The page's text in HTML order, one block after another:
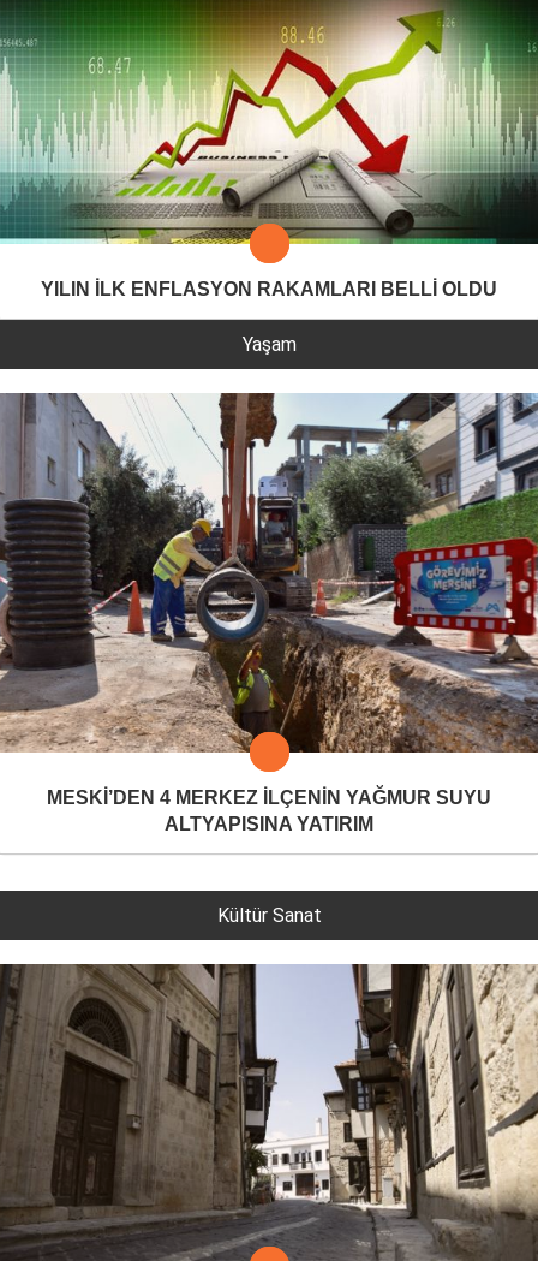
YILIN İLK ENFLASYON RAKAMLARI BELLİ OLDU
Yaşam
MESKİ’DEN 4 MERKEZ İLÇENİN YAĞMUR SUYU
ALTYAPISINA YATIRIM
Kültür Sanat